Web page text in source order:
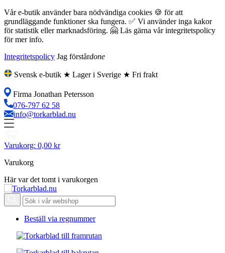
Vår e-butik använder bara nödvändiga cookies 🍪 för att
grundläggande funktioner ska fungera. ✅ Vi använder inga kakor
för statistik eller marknadsföring. 🤗 Läs gärna vår integritetspolicy
för mer info.
Integritetspolicy Jag förstårdone
Svensk e-butik ★ Lager i Sverige ★ Fri frakt
Firma Jonathan Petersson
076-797 62 58
info@torkarblad.nu
Varukorg: 0,00 kr
Varukorg
Här var det tomt i varukorgen
Beställ via regnummer